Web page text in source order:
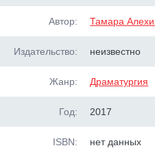
Автор: Тамара
Издательство: неизвестно
Жанр: Драматургия
Год: 2017
ISBN: нет данных